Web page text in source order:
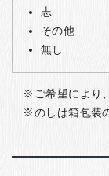
志
その他
無し
ご希望により
のしは箱包装